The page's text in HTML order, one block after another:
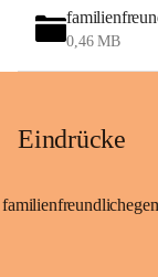
0,46 MB
Eindrücke